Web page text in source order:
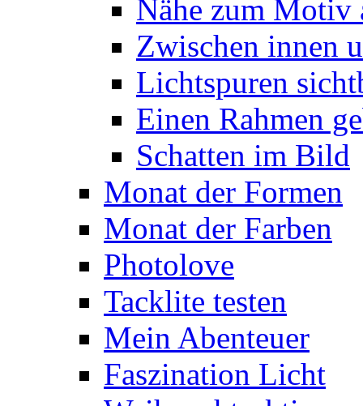
Nähe zum Motiv
Zwischen innen
Lichtspuren
Einen Rahmen
Schatten im Bild
Monat der Formen
Monat der Farben
Photolove
Tacklite testen
Mein Abenteuer
Faszination Licht